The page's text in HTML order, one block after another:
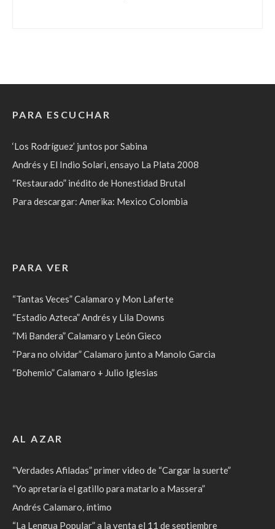
PARA ESCUCHAR
‘Los Rodríguez’ juntos por Sabina
Andrés y El Indio Solari, ensayo La Plata 2008
“Restaurado” inédito de Honestidad Brutal
Para descargar: Amerika: Mexico Colombia
PARA VER
“Tantas Veces” Calamaro y Mon Laferte
“Estadio Azteca” Andrés y Lila Downs
“Mi Bandera” Calamaro y León Gieco
“Para no olvidar” Calamaro junto a Manolo Garcia
“Bohemio” Calamaro + Julio Iglesias
AL AZAR
“Verdades Afiladas” primer video de “Cargar la suerte”
“Yo apretaría el gatillo para matarlo a Massera”
Andrés Calamaro, íntimo
“La Lengua Popular” a la venta el 11 de septiembre